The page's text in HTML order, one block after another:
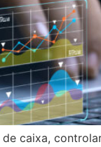
caixa,